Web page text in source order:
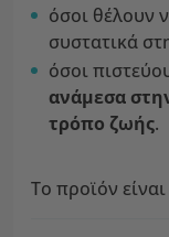
όσοι θέλουν
συστατικά
όσοι
ανάμεσα
τρόπο ζωής.
Το προϊόν